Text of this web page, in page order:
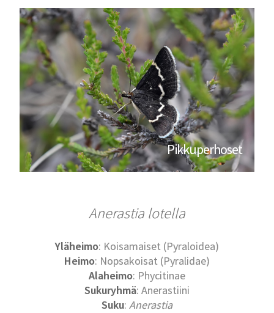
Pikkuperhoset
Anerastia lotella
Yläheimo: Koisamaiset (Pyraloidea)
Heimo: Nopsakoisat (Pyralidae)
Alaheimo: Phycitinae
Sukuryhmä: Anerastiini
Suku: Anerastia